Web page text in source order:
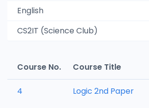
English
CS2IT (Science Club)
Course No. Course Title
4 Logic 2nd Paper